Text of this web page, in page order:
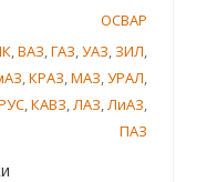
ОСВАР
,ВАЗ,ГАЗ,УАЗ, ЗИЛ,
,КРАЗ,МАЗ,УРАЛ,
,КАВЗ,ЛАЗ,ЛиАЗ,
ПАЗ